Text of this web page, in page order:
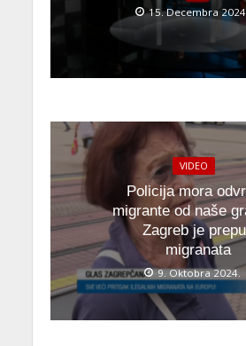
15. Decembra
VIDEO
Policija mora
migrante od naše
Zagreb je
migranata
9. Oktobra 2024.